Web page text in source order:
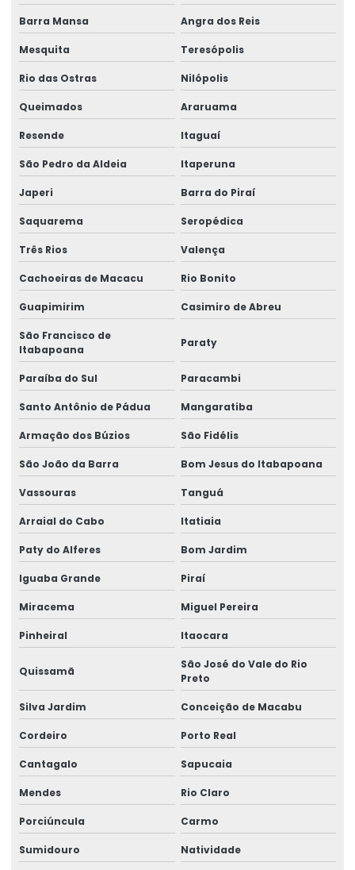
Lacre adesivo destrutível
Lacre adesivo personalizado
Lacre adesivo de segurança
Lacre adesivo de segurança personalizado
Lacre casca de ovo
Lacre casca de ovo personalizado
Lacre de garantia
Lacre de garantia personalizado
Lacre de garantia void
Lacre de papel
Lacre de segurança adesivo
Lacre de segurança casca de ovo
Lacre void holográfico
Lacre void personalizado
Lacres void
Selo casca de ovo
Selo de garantia casca de ovo
Selo de garantia destrutível
Selo de garantia personalizado
Selo holográfico autenticidade
Selo holográfico void
Selo void garantia
Selos holográficos personalizados
Selos holográficos de segurança
Vinil adesivo destrutível
Barra Mansa Angra dos Reis
Mesquita Teresópolis
Rio das Ostras Nilópolis
Queimados Araruama
Resende Itaguaí
São Pedro da Aldeia Itaperuna
Japeri Barra do Piraí
Saquarema Seropédica
Três Rios Valença
Cachoeiras de Macacu Rio Bonito
Guapimirim Casimiro de Abreu
São Francisco de
Itabapoana
Paraty
Paraíba do Sul Paracambi
Santo Antônio de Pádua Mangaratiba
Armação dos Búzios São Fidélis
São João da Barra Bom Jesus do Itabapoana
Vassouras Tanguá
Arraial do Cabo Itatiaia
Paty do Alferes Bom Jardim
Iguaba Grande Piraí
Miracema Miguel Pereira
Pinheiral Itaocara
Quissamã
São José do Vale do Rio
Preto
Silva Jardim Conceição de Macabu
Cordeiro Porto Real
Cantagalo Sapucaia
Mendes Rio Claro
Porciúncula Carmo
Sumidouro Natividade